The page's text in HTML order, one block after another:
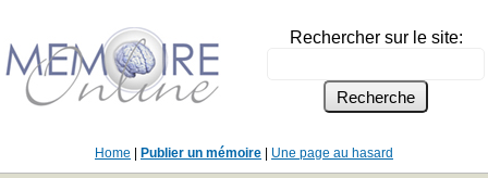
Rechercher sur le site:
Home Publier un mémoire Une page au hasard